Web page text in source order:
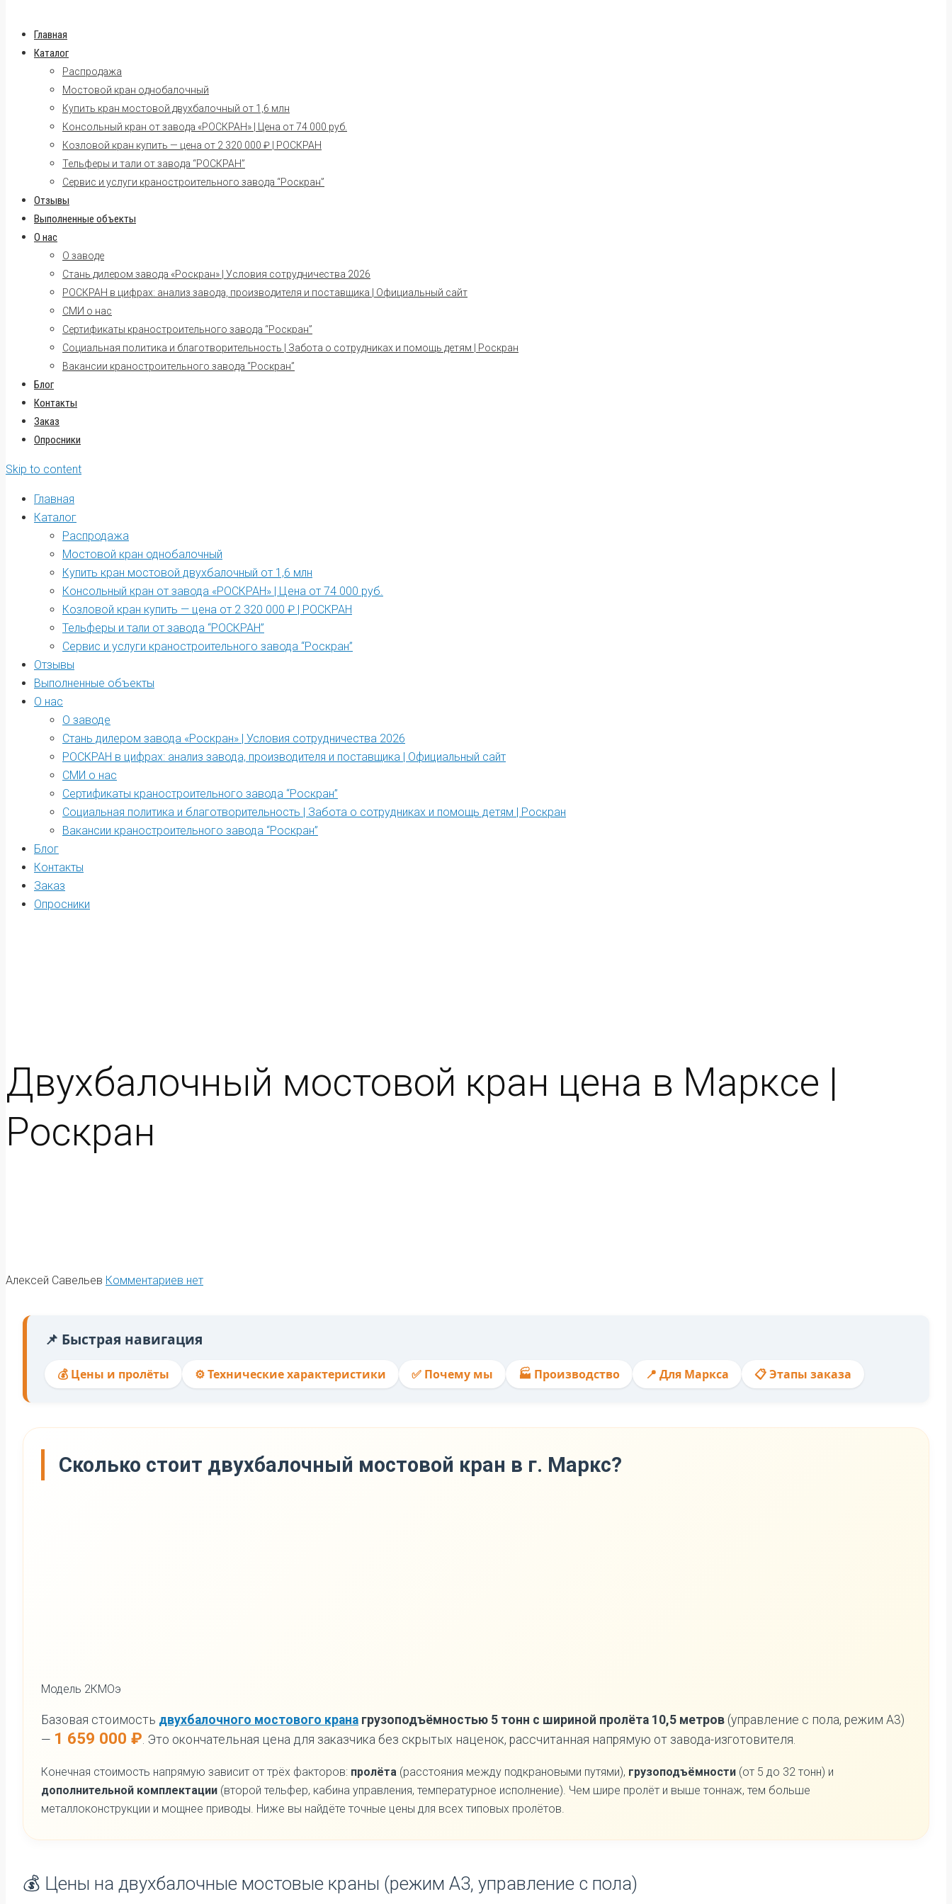
Главная
Каталог
Распродажа
Мостовой кран однобалочный
Купить кран мостовой двухбалочный от 1,6 млн
Консольный кран от завода «РОСКРАН» | Цена от 74 000 руб.
Козловой кран купить — цена от 2 320 000 ₽ | РОСКРАН
Тельферы и тали от завода “РОСКРАН”
Сервис и услуги краностроительного завода “Роскран”
Отзывы
Выполненные объекты
О нас
О заводе
Стань дилером завода «Роскран» | Условия сотрудничества 2026
РОСКРАН в цифрах: анализ завода, производителя и поставщика | Официальный сайт
СМИ о нас
Сертификаты краностроительного завода “Роскран”
Социальная политика и благотворительность | Забота о сотрудниках и помощь детям | Роскран
Вакансии краностроительного завода “Роскран”
Блог
Контакты
Заказ
Опросники
Skip to content
Главная
Каталог
Распродажа
Мостовой кран однобалочный
Купить кран мостовой двухбалочный от 1,6 млн
Консольный кран от завода «РОСКРАН» | Цена от 74 000 руб.
Козловой кран купить — цена от 2 320 000 ₽ | РОСКРАН
Тельферы и тали от завода “РОСКРАН”
Сервис и услуги краностроительного завода “Роскран”
Отзывы
Выполненные объекты
О нас
О заводе
Стань дилером завода «Роскран» | Условия сотрудничества 2026
РОСКРАН в цифрах: анализ завода, производителя и поставщика | Официальный сайт
СМИ о нас
Сертификаты краностроительного завода “Роскран”
Социальная политика и благотворительность | Забота о сотрудниках и помощь детям | Роскран
Вакансии краностроительного завода “Роскран”
Блог
Контакты
Заказ
Опросники
Двухбалочный мостовой кран цена в Марксе |
Роскран
Алексей Савельев Комментариев нет
📌 Быстрая навигация
💰 Цены и пролёты ⚙️ Технические характеристики ✅ Почему мы 🏭 Производство 📍 Для Маркса 📋 Этапы заказа
Сколько стоит двухбалочный мостовой кран в г. Маркс?
Модель 2КМОэ
Базовая стоимость двухбалочного мостового крана грузоподъёмностью 5 тонн с шириной пролёта 10,5 метров (управление с пола, режим А3)
— 1 659 000 ₽. Это окончательная цена для заказчика без скрытых наценок, рассчитанная напрямую от завода-изготовителя.
Конечная стоимость напрямую зависит от трёх факторов: пролёта (расстояния между подкрановыми путями), грузоподъёмности (от 5 до 32 тонн) и
дополнительной комплектации (второй тельфер, кабина управления, температурное исполнение). Чем шире пролёт и выше тоннаж, тем больше
металлоконструкции и мощнее приводы. Ниже вы найдёте точные цены для всех типовых пролётов.
💰 Цены на двухбалочные мостовые краны (режим А3, управление с пола)